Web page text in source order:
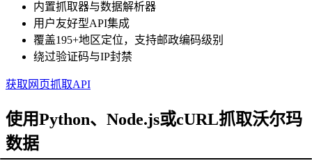
内置抓取器与数据解析器
用户友好型API集成
覆盖195+地区定位，支持邮政编码级别
绕过验证码与IP封禁
获取网页抓取API
使用Python、Node.js或cURL抓取沃尔玛
数据